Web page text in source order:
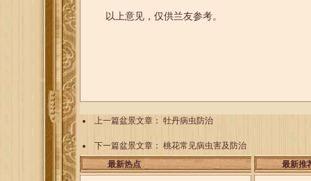
以上意见，仅供兰友参考。
上一篇盆景文章： 牡丹病虫防治
下一篇盆景文章： 桃花常见病虫害及防治
最新热点
最新推